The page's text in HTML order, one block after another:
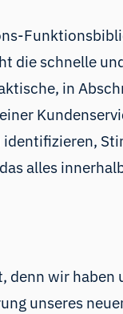
die schnelle
in
alles
wir
unseres